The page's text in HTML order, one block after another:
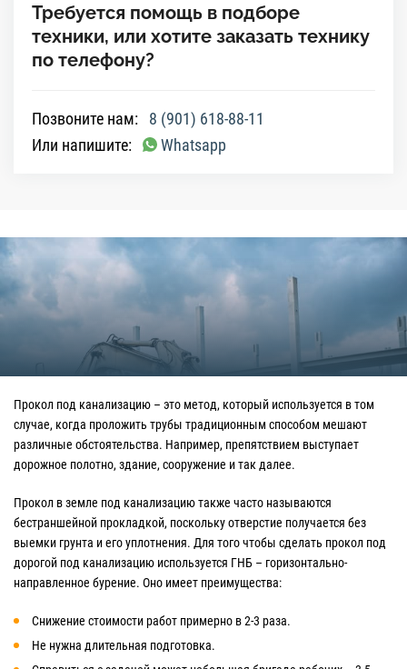
Требуется помощь в подборе
техники, или хотите заказать технику
по телефону?
Позвоните нам:
8 (901) 618-88-11
Или напишите:
Whatsapp
Прокол под канализацию – это метод, который используется в том
случае, когда проложить трубы традиционным способом мешают
различные обстоятельства. Например, препятствием выступает
дорожное полотно, здание, сооружение и так далее.
Прокол в земле под канализацию также часто называются
бестраншейной прокладкой, поскольку отверстие получается без
выемки грунта и его уплотнения. Для того чтобы сделать прокол под
дорогой под канализацию используется ГНБ – горизонтально-
направленное бурение. Оно имеет преимущества:
Снижение стоимости работ примерно в 2-3 раза.
Не нужна длительная подготовка.